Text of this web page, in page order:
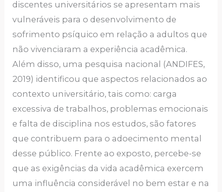
discentes universitários se apresentam mais
vulneráveis para o desenvolvimento de
sofrimento psíquico em relação a adultos que
não vivenciaram a experiência acadêmica.
Além disso, uma pesquisa nacional (ANDIFES,
2019) identificou que aspectos relacionados ao
contexto universitário, tais como: carga
excessiva de trabalhos, problemas emocionais
e falta de disciplina nos estudos, são fatores
que contribuem para o adoecimento mental
desse público. Frente ao exposto, percebe-se
que as exigências da vida acadêmica exercem
uma influência considerável no bem estar e na